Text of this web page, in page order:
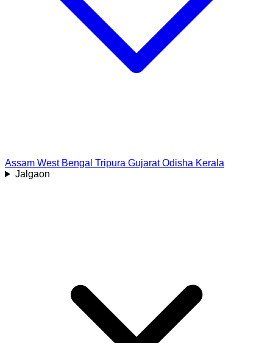
Assam West Bengal Tripura Gujarat Odisha Kerala
Jalgaon